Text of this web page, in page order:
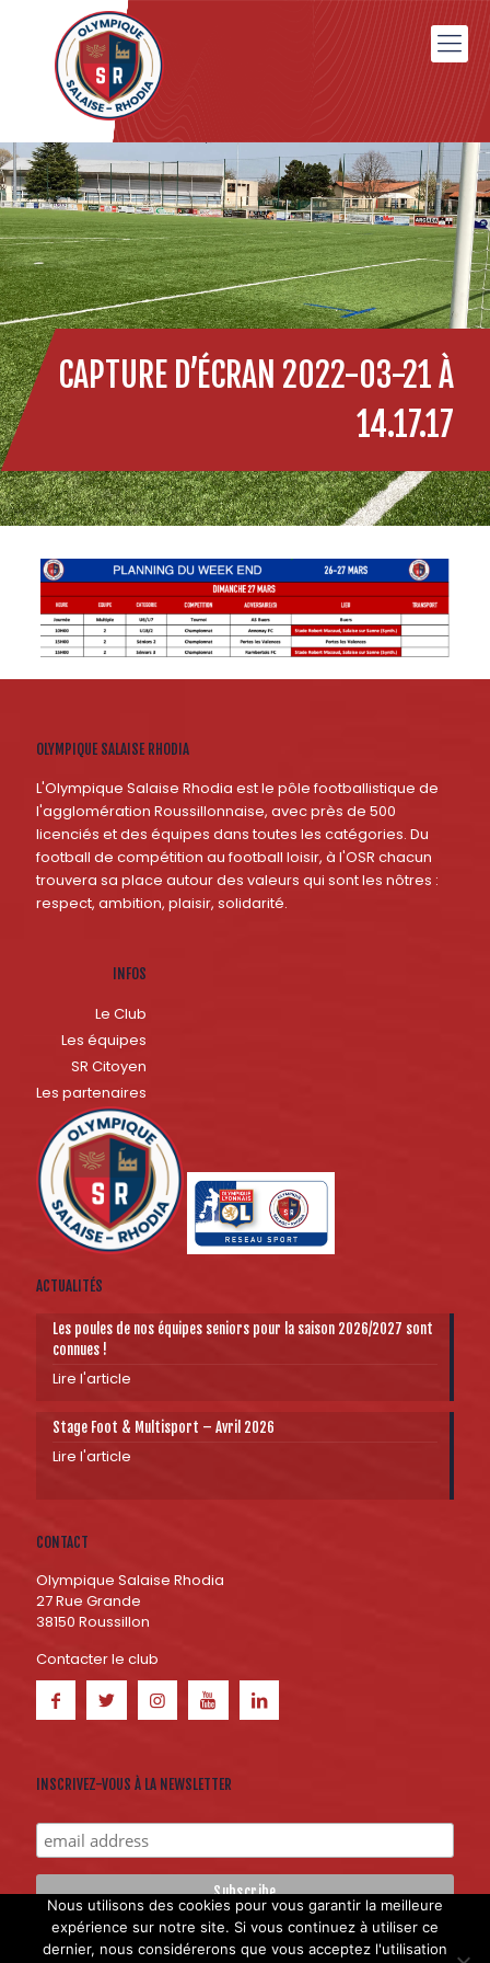
CAPTURE D’ÉCRAN 2022-03-21 À
14.17.17
OLYMPIQUE SALAISE RHODIA
L'Olympique Salaise Rhodia est le pôle footballistique de
l'agglomération Roussillonnaise, avec près de 500
licenciés et des équipes dans toutes les catégories. Du
football de compétition au football loisir, à l'OSR chacun
trouvera sa place autour des valeurs qui sont les nôtres :
respect, ambition, plaisir, solidarité.
INFOS
Le Club
Les équipes
SR Citoyen
Les partenaires
ACTUALITÉS
Les poules de nos équipes seniors pour la saison 2026/2027 sont
connues !
Lire l'article
Stage Foot & Multisport – Avril 2026
Lire l'article
CONTACT
Olympique Salaise Rhodia
27 Rue Grande
38150 Roussillon
Contacter le club
INSCRIVEZ-VOUS À LA NEWSLETTER
Nous utilisons des cookies pour vous garantir la meilleure
expérience sur notre site. Si vous continuez à utiliser ce
dernier, nous considérerons que vous acceptez l'utilisation